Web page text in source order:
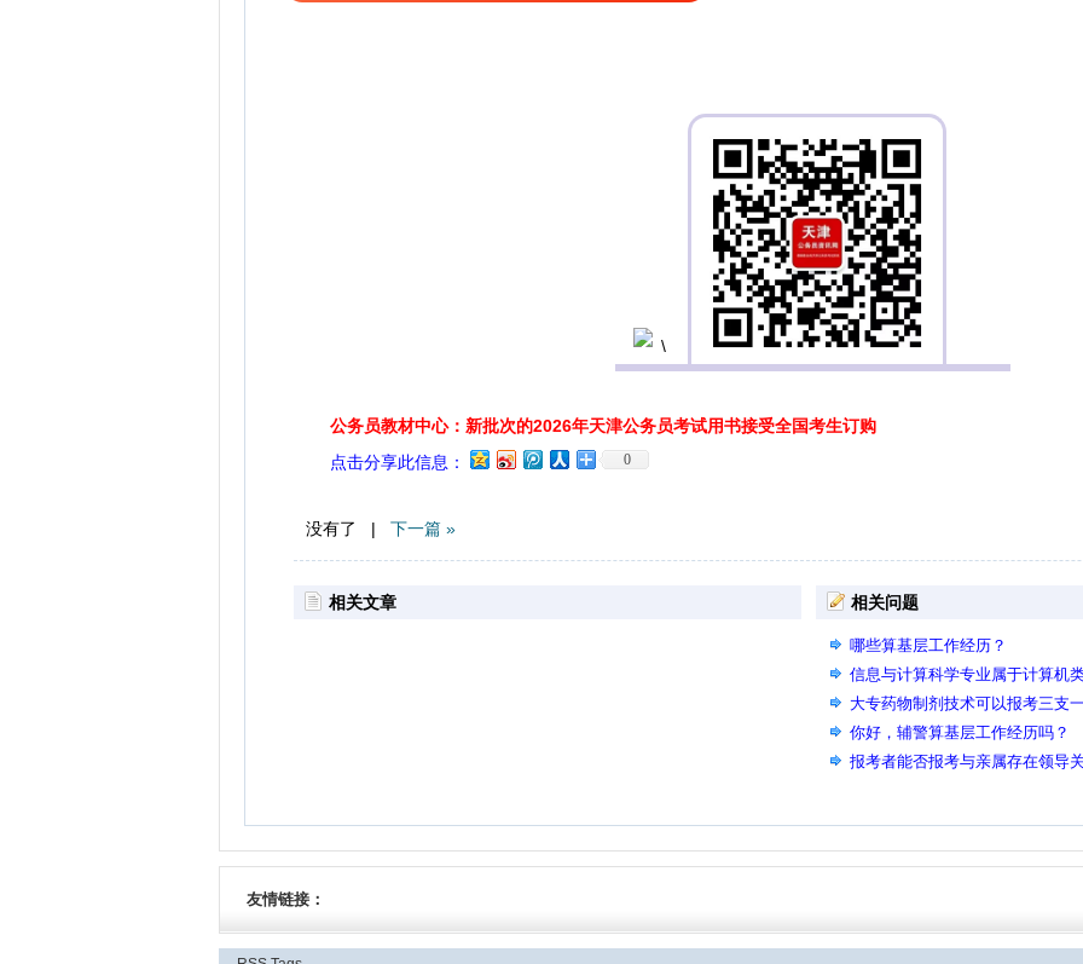
公务员教材中心：新批次的2026年天津公务员考试用书接受全国考生订购
点击分享此信息：
0
没有了 | 下一篇 »
相关文章 相关问题
哪些算基层工作经历？
信息与计算科学专业属于计算机
大专药物制剂技术可以报考三支
你好，辅警算基层工作经历吗？
报考者能否报考与亲属存在领导
友情链接：